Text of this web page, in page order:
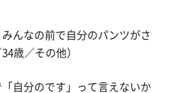
んなの前で自分のパンツがさ
歳／その他）
自分のです」って言えないか